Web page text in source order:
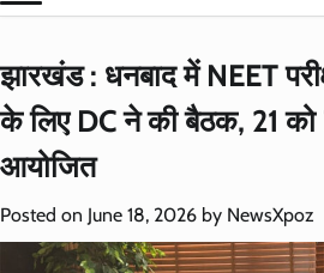
झारखंड : धनबाद में NEET
के लिए DC ने की बैठक, 21 को
आयोजित
Posted on June 18, 2026 by NewsXpoz